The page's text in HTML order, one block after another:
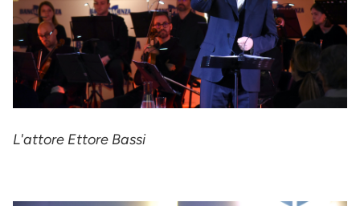
L'attore Ettore Bassi